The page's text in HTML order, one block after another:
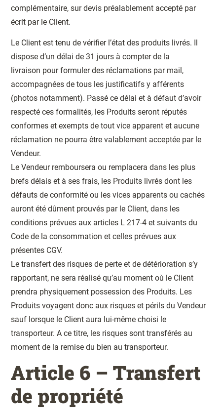
complémentaire, sur devis préalablement accepté par
écrit par le Client.
Le Client est tenu de vérifier l’état des produits livrés. Il
dispose d’un délai de 31 jours à compter de la
livraison pour formuler des réclamations par mail,
accompagnées de tous les justificatifs y afférents
(photos notamment). Passé ce délai et à défaut d’avoir
respecté ces formalités, les Produits seront réputés
conformes et exempts de tout vice apparent et aucune
réclamation ne pourra être valablement acceptée par le
Vendeur.
Le Vendeur remboursera ou remplacera dans les plus
brefs délais et à ses frais, les Produits livrés dont les
défauts de conformité ou les vices apparents ou cachés
auront été dûment prouvés par le Client, dans les
conditions prévues aux articles L 217-4 et suivants du
Code de la consommation et celles prévues aux
présentes CGV.
Le transfert des risques de perte et de détérioration s’y
rapportant, ne sera réalisé qu’au moment où le Client
prendra physiquement possession des Produits. Les
Produits voyagent donc aux risques et périls du Vendeur
sauf lorsque le Client aura lui-même choisi le
transporteur. A ce titre, les risques sont transférés au
moment de la remise du bien au transporteur.
Article 6 – Transfert
de propriété